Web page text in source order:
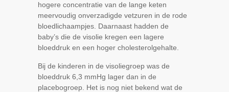
hogere concentratie van de lange keten
meervoudig onverzadigde vetzuren in de rode
bloedlichaampjes. Daarnaast hadden de
baby’s die de visolie kregen een lagere
bloeddruk en een hoger cholesterolgehalte.
Bij de kinderen in de visoliegroep was de
bloeddruk 6,3 mmHg lager dan in de
placebogroep. Het is nog niet bekend wat de